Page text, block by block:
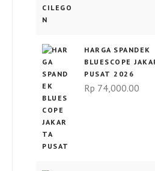
HARGA SPANDEK
BLUESCOPE
PUSAT 2026
Rp 74,000.00